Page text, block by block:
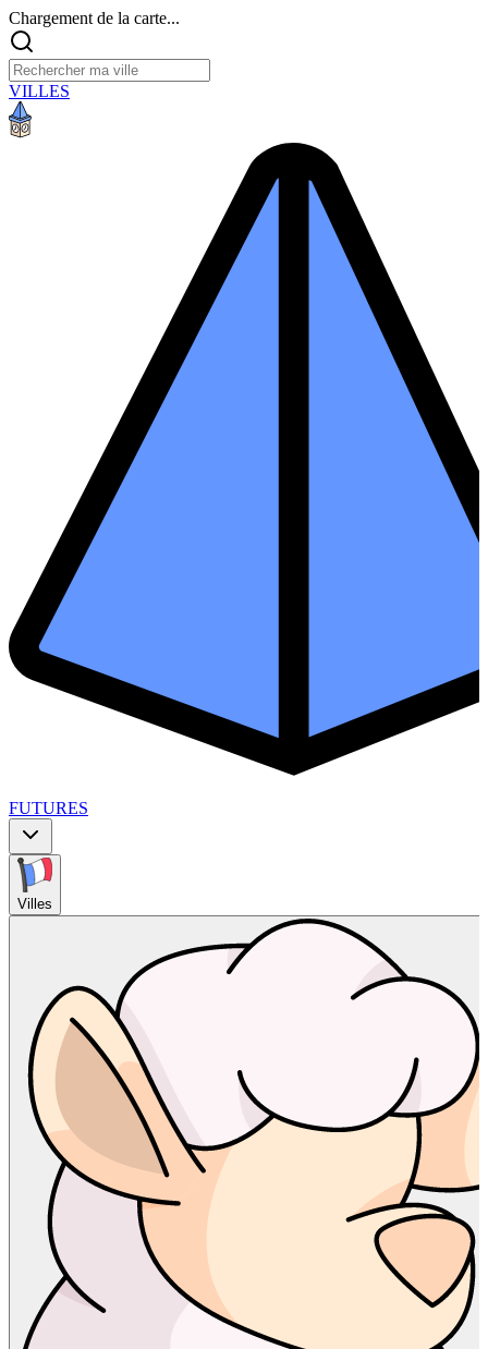
Chargement de la carte...
VILLES
FUTURES
Villes